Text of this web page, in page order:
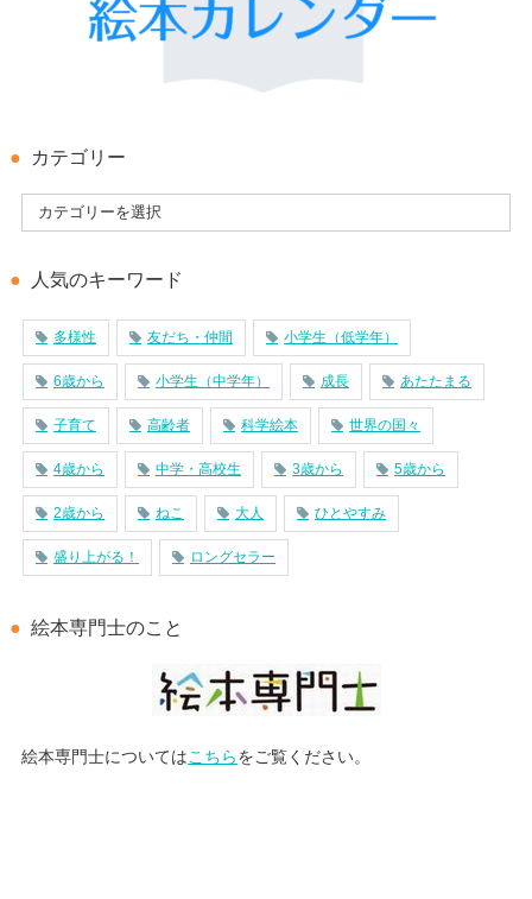
カテゴリー
人気のキーワード
多様性 友だち・仲間 小学生（低学年）
6歳から 小学生（中学年） 成長 あたたまる
子育て 高齢者 科学絵本 世界の国々
4歳から 中学・高校生 3歳から 5歳から
2歳から ねこ 大人 ひとやすみ
盛り上がる！ ロングセラー
絵本専門士のこと
絵本専門士については こちら をご覧ください。